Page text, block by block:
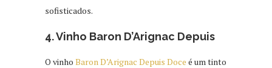
sofisticados.
4. Vinho Baron D’Arignac Depuis
O vinho Baron D’Arignac Depuis Doce é um tinto